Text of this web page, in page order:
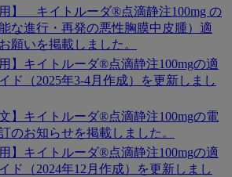
用】 キイトルーダ®点滴静注100mg の
能な進行・再発の悪性胸膜中皮腫）適
願いを掲載しました。
用】キイトルーダ®点滴静注100mgの適
ド（2025年3-4月作成）を更新しまし
文】キイトルーダ®点滴静注100mgの電
のお知らせを掲載しました。
用】キイトルーダ®点滴静注100mgの適
ド（2024年12月作成）を更新しまし